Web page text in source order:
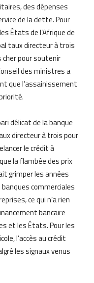
des dépenses
de la dette. Pour
États de l’Afrique de
taux directeur à trois
pour soutenir
des ministres a
que l’assainissement
délicat de la banque
directeur à trois pour
le crédit à
la flambée des prix
grimper les années
commerciales
ce qui n’a rien
bancaire
et les États. Pour les
l’accès au crédit
les signaux venus